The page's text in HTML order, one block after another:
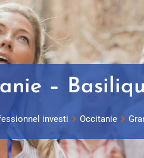
–
investi Occitanie